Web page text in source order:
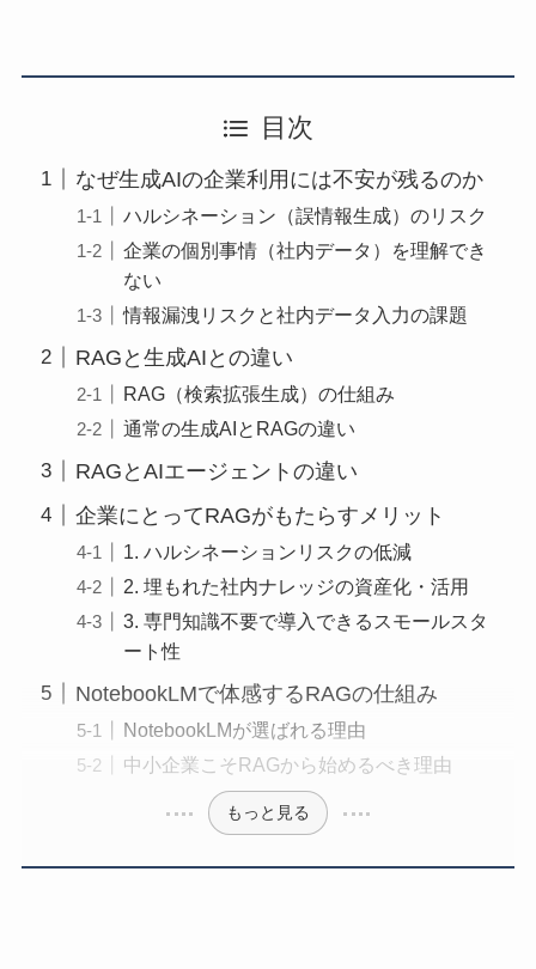
目次
なぜ生成AIの企業利用には不安が残るのか
ハルシネーション（誤情報生成）のリスク
企業の個別事情（社内データ）を理解でき
ない
情報漏洩リスクと社内データ入力の課題
RAGと生成AIとの違い
RAG（検索拡張生成）の仕組み
通常の生成AIとRAGの違い
RAGとAIエージェントの違い
企業にとってRAGがもたらすメリット
1. ハルシネーションリスクの低減
2. 埋もれた社内ナレッジの資産化・活用
3. 専門知識不要で導入できるスモールスタ
ート性
NotebookLMで体感するRAGの仕組み
NotebookLMが選ばれる理由
中小企業こそRAGから始めるべき理由
もっと見る